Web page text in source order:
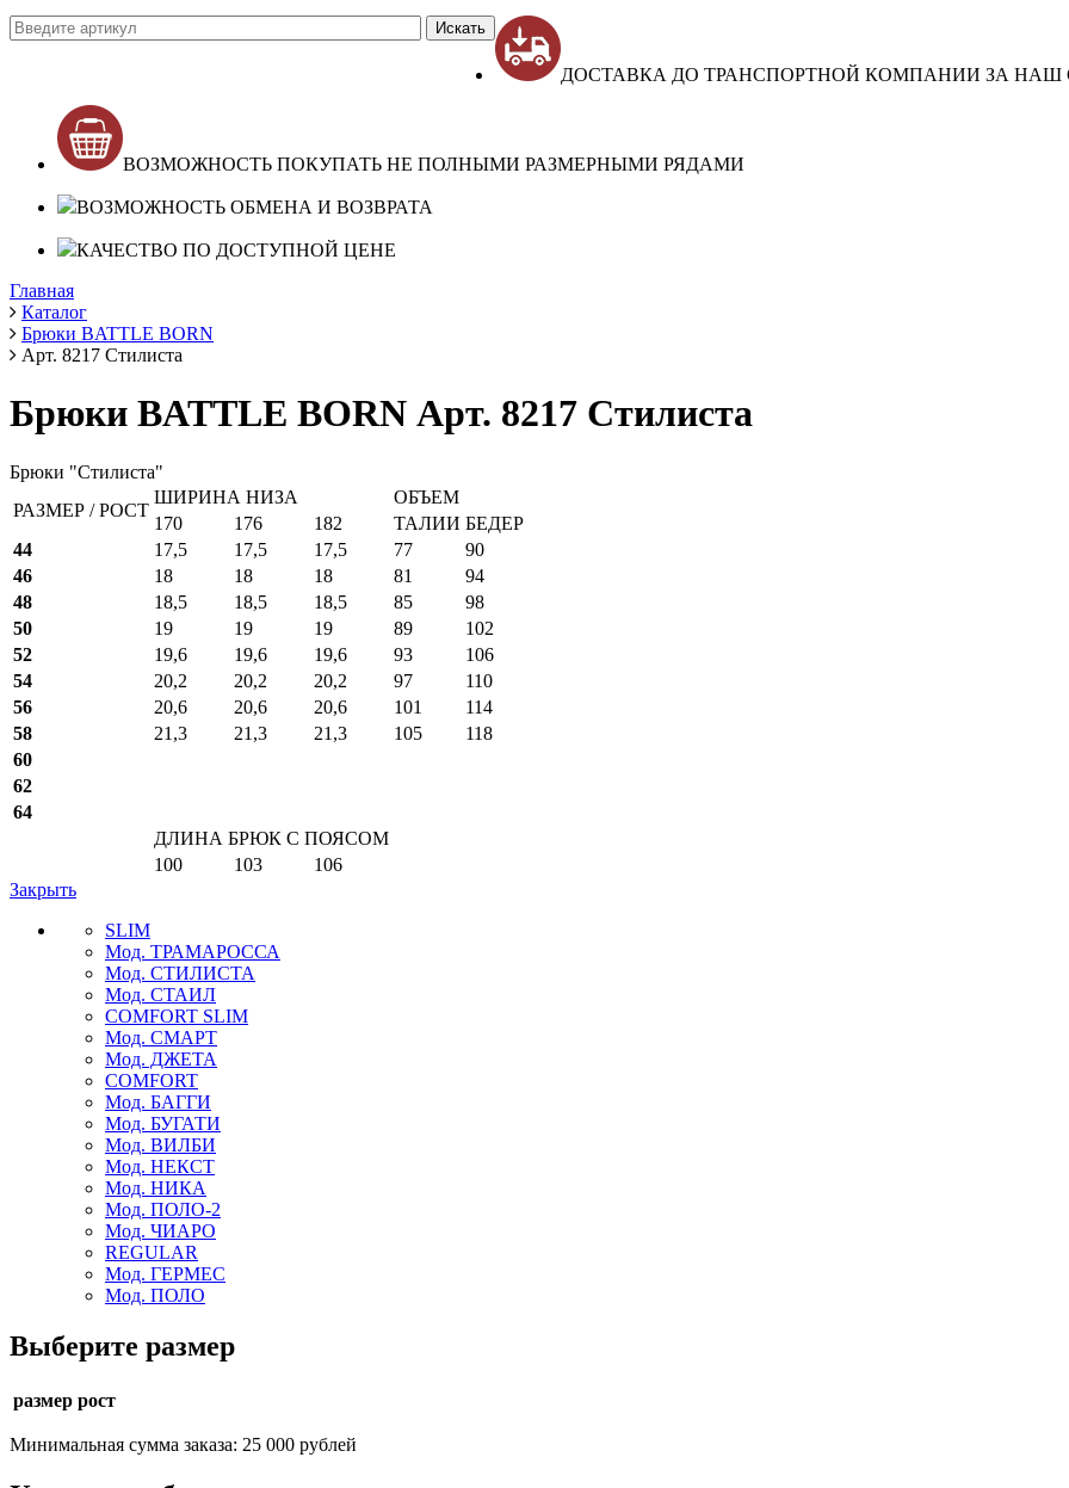
ДОСТАВКА ДО ТРАНСПОРТНОЙ КОМПАНИИ ЗА НАШ
ВОЗМОЖНОСТЬ ПОКУПАТЬ НЕ ПОЛНЫМИ РАЗМЕРНЫМИ РЯДАМИ
ВОЗМОЖНОСТЬ ОБМЕНА И ВОЗВРАТА
КАЧЕСТВО ПО ДОСТУПНОЙ ЦЕНЕ
Главная
Каталог
Брюки BATTLE BORN
Арт. 8217 Стилиста
Брюки BATTLE BORN Арт. 8217 Стилиста
Брюки "Стилиста"
РАЗМЕР / РОСТ
ШИРИНА НИЗА
ОБЪЕМ
170
176 182 ТАЛИИ БЕДЕР
44
17,5 17,5 17,5 77
90
46
18 18 18 81
94
48
18,5 18,5 18,5 85
98
50
19 19 19 89
102
52
19,6 19,6 19,6 93
106
54
20,2 20,2 20,2 97
110
56
20,6 20,6 20,6 101
114
58
21,3 21,3 21,3 105
118
60
62
64
ДЛИНА БРЮК С ПОЯСОМ
100
103
106
Закрыть
SLIM
Мод. ТРАМАРОССА
Мод. СТИЛИСТА
Мод. СТАИЛ
COMFORT SLIM
Мод. СМАРТ
Мод. ДЖЕТА
COMFORT
Мод. БАГГИ
Мод. БУГАТИ
Мод. ВИЛБИ
Мод. НЕКСТ
Мод. НИКА
Мод. ПОЛО-2
Мод. ЧИАРО
REGULAR
Мод. ГЕРМЕС
Мод. ПОЛО
Выберите размер
размер рост
Минимальная сумма заказа: 25 000 рублей